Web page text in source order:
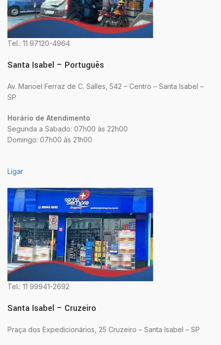
Tel.: 11 97120-4964
Santa Isabel – Português
Av. Manoel Ferraz de C. Salles, 542 – Centro – Santa Isabel –
SP
Horário de Atendimento
Segunda a Sabado: 07h00 às 22h00
Domingo: 07h00 às 21h00
Ligar
Tel.: 11 99941-2692
Santa Isabel – Cruzeiro
Praça dos Expedicionários, 25 Cruzeiro – Santa Isabel – SP